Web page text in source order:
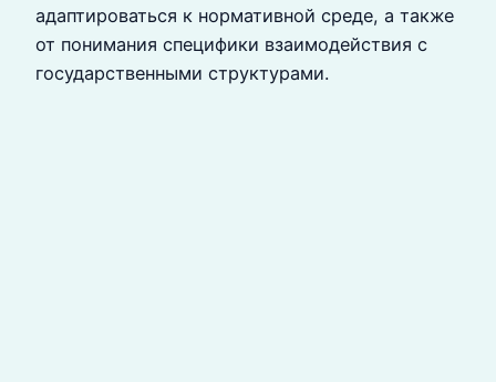
адаптироваться к нормативной среде, а также
от понимания специфики взаимодействия с
государственными структурами.